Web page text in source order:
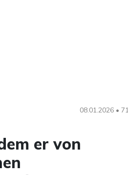
08.01.2026 • 71
er von